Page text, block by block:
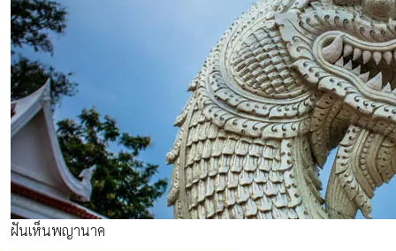
ฝันเห็นพญานาค